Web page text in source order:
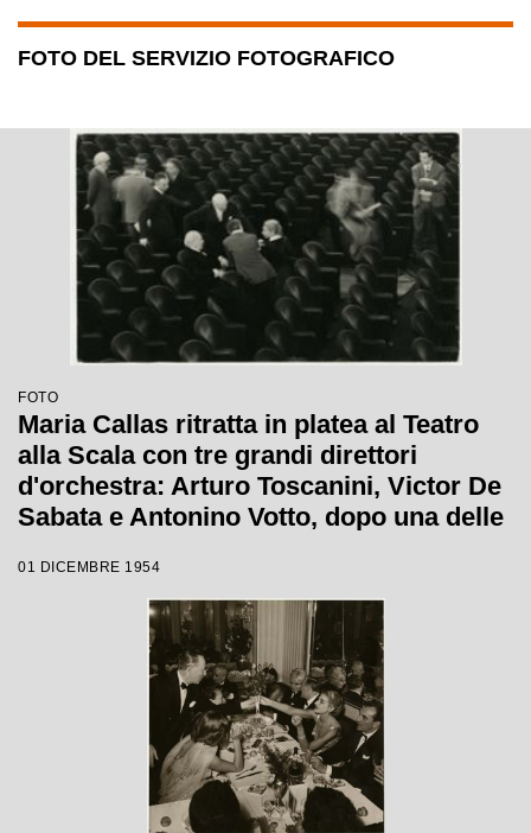
FOTO DEL SERVIZIO FOTOGRAFICO
FOTO
Maria Callas ritratta in platea al Teatro
alla Scala con tre grandi direttori
d'orchestra: Arturo Toscanini, Victor De
Sabata e Antonino Votto, dopo una delle
7 dicembre 1954 avrebbe inaugurato la
stagione lirica scaligera
01 DICEMBRE 1954